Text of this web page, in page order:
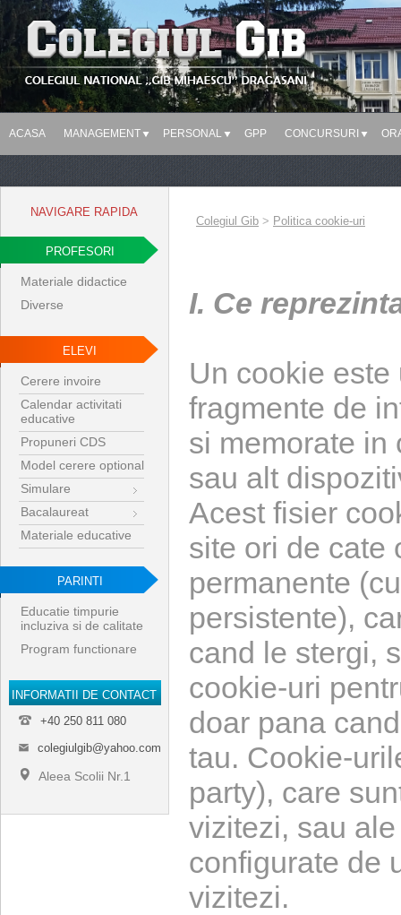
ACASA MANAGEMENT PERSONAL GPP CONCURSURI
NAVIGARE RAPIDA
PROFESORI
Materiale didactice
Diverse
ELEVI
Cerere invoire
Calendar activitati
educative
Propuneri CDS
Model cerere optional
Simulare
Bacalaureat
Materiale educative
PARINTI
Educatie timpurie
incluziva si de calitate
Program functionare
INFORMATII DE CONTACT
+40 250 811 080
colegiulgib@yahoo.com
Aleea Scolii Nr.1
Colegiul Gib > Politica cookie-uri
I. Ce
Un cookie
fragmente de
si memorate in
sau alt
Acest fisier
site ori de cate
permanente
persistente),
cand le stergi,
cookie-uri
doar pana
tau. Cookie-
party), care
vizitezi, sau
configurate de
vizitezi.